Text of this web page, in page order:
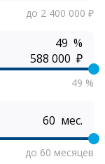
до 2 400 000 ₽
%
₽
49 %
мес.
до 60 месяцев